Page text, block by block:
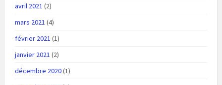
avril 2021 (2)
mars 2021 (4)
février 2021 (1)
janvier 2021 (2)
décembre 2020(1)